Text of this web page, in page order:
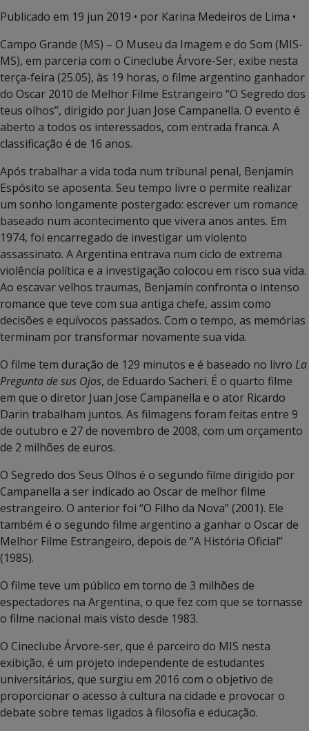
Publicado em 19 jun 2019 • por Karina Medeiros de Lima •
Campo Grande (MS) – O Museu da Imagem e do Som (MIS-
MS), em parceria com o Cineclube Árvore-Ser, exibe nesta
terça-feira (25.05), às 19 horas, o filme argentino ganhador
do Oscar 2010 de Melhor Filme Estrangeiro “O Segredo dos
teus olhos”, dirigido por Juan Jose Campanella. O evento é
aberto a todos os interessados, com entrada franca. A
classificação é de 16 anos.
Após trabalhar a vida toda num tribunal penal, Benjamín
Espósito se aposenta. Seu tempo livre o permite realizar
um sonho longamente postergado: escrever um romance
baseado num acontecimento que vivera anos antes. Em
1974, foi encarregado de investigar um violento
assassinato. A Argentina entrava num ciclo de extrema
violência política e a investigação colocou em risco sua vida.
Ao escavar velhos traumas, Benjamín confronta o intenso
romance que teve com sua antiga chefe, assim como
decisões e equívocos passados. Com o tempo, as memórias
terminam por transformar novamente sua vida.
O filme tem duração de 129 minutos e é baseado no livro La
Pregunta de sus Ojos, de Eduardo Sacheri. É o quarto filme
em que o diretor Juan Jose Campanella e o ator Ricardo
Darin trabalham juntos. As filmagens foram feitas entre 9
de outubro e 27 de novembro de 2008, com um orçamento
de 2 milhões de euros.
O Segredo dos Seus Olhos é o segundo filme dirigido por
Campanella a ser indicado ao Oscar de melhor filme
estrangeiro. O anterior foi “O Filho da Nova” (2001). Ele
também é o segundo filme argentino a ganhar o Oscar de
Melhor Filme Estrangeiro, depois de “A História Oficial”
(1985).
O filme teve um público em torno de 3 milhões de
espectadores na Argentina, o que fez com que se tornasse
o filme nacional mais visto desde 1983.
O Cineclube Árvore-ser, que é parceiro do MIS nesta
exibição, é um projeto independente de estudantes
universitários, que surgiu em 2016 com o objetivo de
proporcionar o acesso à cultura na cidade e provocar o
debate sobre temas ligados à filosofia e educação.